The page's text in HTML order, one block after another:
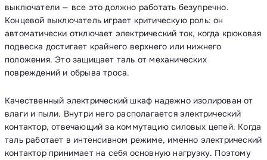
выключатели — все это должно работать безупречно.
Концевой выключатель играет критическую роль: он
автоматически отключает электрический ток, когда крюковая
подвеска достигает крайнего верхнего или нижнего
положения. Это защищает таль от механических
повреждений и обрыва троса.
Качественный электрический шкаф надежно изолирован от
влаги и пыли. Внутри него располагается электрический
контактор, отвечающий за коммутацию силовых цепей. Когда
таль работает в интенсивном режиме, именно электрический
контактор принимает на себя основную нагрузку. Поэтому